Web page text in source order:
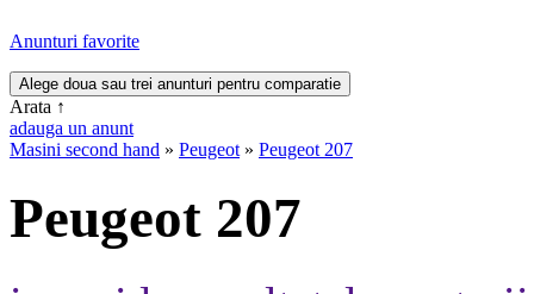
Anunturi favorite
Arata ↑
adauga un anunt
Masini second hand » Peugeot » Peugeot 207
Peugeot 207